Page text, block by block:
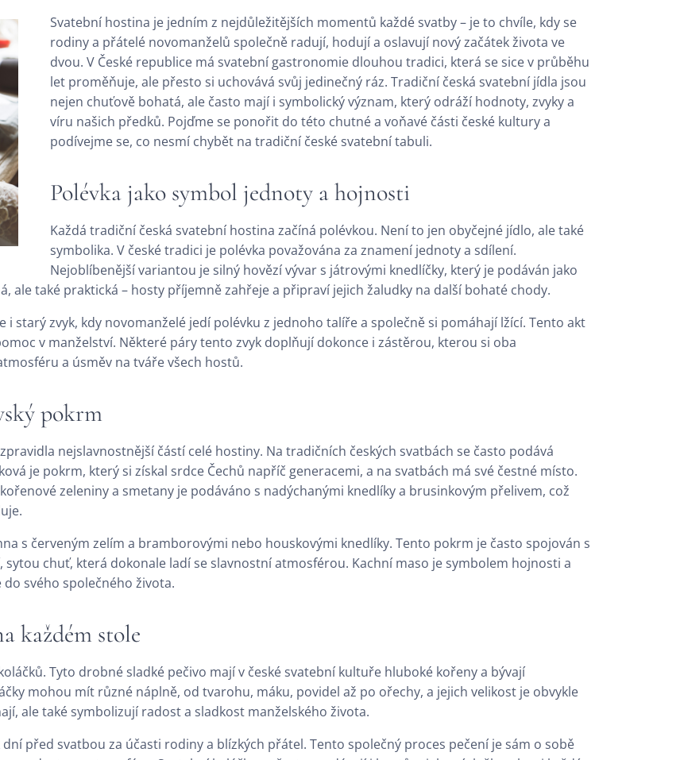
Svatební hostina je jedním z nejdůležitějších momentů každé svatby – je to chvíle, kdy se
rodiny a přátelé novomanželů společně radují, hodují a oslavují nový začátek života ve
dvou. V České republice má svatební gastronomie dlouhou tradici, která se sice v průběhu
let proměňuje, ale přesto si uchovává svůj jedinečný ráz. Tradiční česká svatební jídla jsou
nejen chuťově bohatá, ale často mají i symbolický význam, který odráží hodnoty, zvyky a
víru našich předků. Pojďme se ponořit do této chutné a voňavé části české kultury a
podívejme se, co nesmí chybět na tradiční české svatební tabuli.
Polévka jako symbol jednoty a hojnosti
Každá tradiční česká svatební hostina začíná polévkou. Není to jen obyčejné jídlo, ale také
symbolika. V české tradici je polévka považována za znamení jednoty a sdílení.
Nejoblíbenější variantou je silný hovězí vývar s játrovými knedlíčky, který je podáván jako
ale také praktická – hosty příjemně zahřeje a připraví jejich žaludky na další bohaté chody.
i starý zvyk, kdy novomanželé jedí polévku z jednoho talíře a společně si pomáhají lžící. Tento akt
v manželství. Některé páry tento zvyk doplňují dokonce i zástěrou, kterou si oba
a úsměv na tváře všech hostů.
pokrm
nejslavnostnější částí celé hostiny. Na tradičních českých svatbách se často podává
je pokrm, který si získal srdce Čechů napříč generacemi, a na svatbách má své čestné místo.
zeleniny a smetany je podáváno s nadýchanými knedlíky a brusinkovým přelivem, což
s červeným zelím a bramborovými nebo houskovými knedlíky. Tento pokrm je často spojován s
chuť, která dokonale ladí se slavnostní atmosférou. Kachní maso je symbolem hojnosti a
svého společného života.
každém stole
Tyto drobné sladké pečivo mají v české svatební kultuře hluboké kořeny a bývají
mohou mít různé náplně, od tvarohu, máku, povidel až po ořechy, a jejich velikost je obvykle
ale také symbolizují radost a sladkost manželského života.
před svatbou za účasti rodiny a blízkých přátel. Tento společný proces pečení je sám o sobě